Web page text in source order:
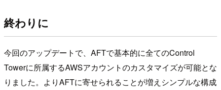
終わりに
今回のアップデートで、AFTで基本的に全てのControl
Towerに所属するAWSアカウントのカスタマイズが可能とな
りました。よりAFTに寄せられることが増えシンプルな構成